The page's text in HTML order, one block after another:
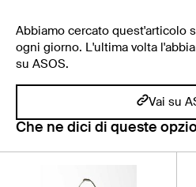
Abbiamo cercato quest'articolo
ogni giorno. L'ultima volta
su ASOS.
Vai su
Che ne dici di queste